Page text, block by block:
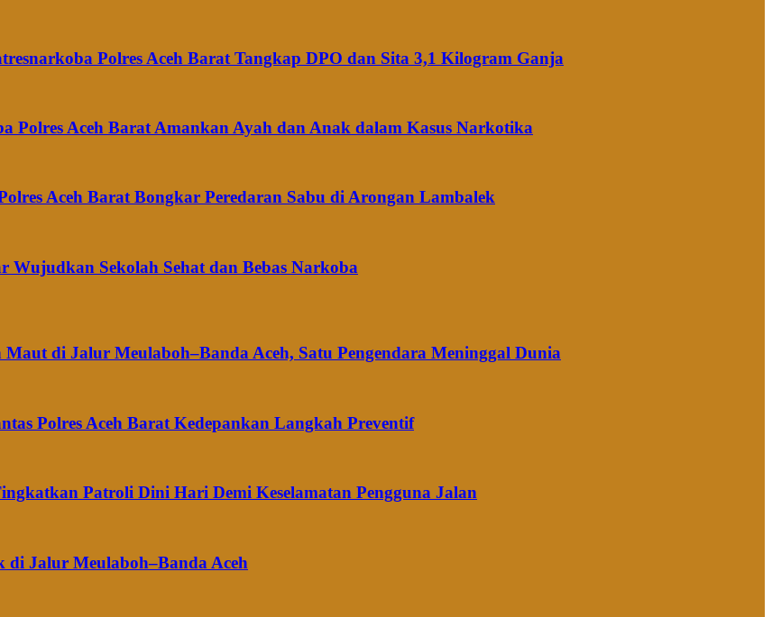
Polres Aceh Barat Tangkap DPO dan Sita 3,1 Kilogram Ganja
Polres Aceh Barat Amankan Ayah dan Anak dalam Kasus Narkotika
Aceh Barat Bongkar Peredaran Sabu di Arongan Lambalek
Wujudkan Sekolah Sehat dan Bebas Narkoba
Maut di Jalur Meulaboh–Banda Aceh, Satu Pengendara Meninggal Dunia
Polres Aceh Barat Kedepankan Langkah Preventif
Patroli Dini Hari Demi Keselamatan Pengguna Jalan
Jalur Meulaboh–Banda Aceh